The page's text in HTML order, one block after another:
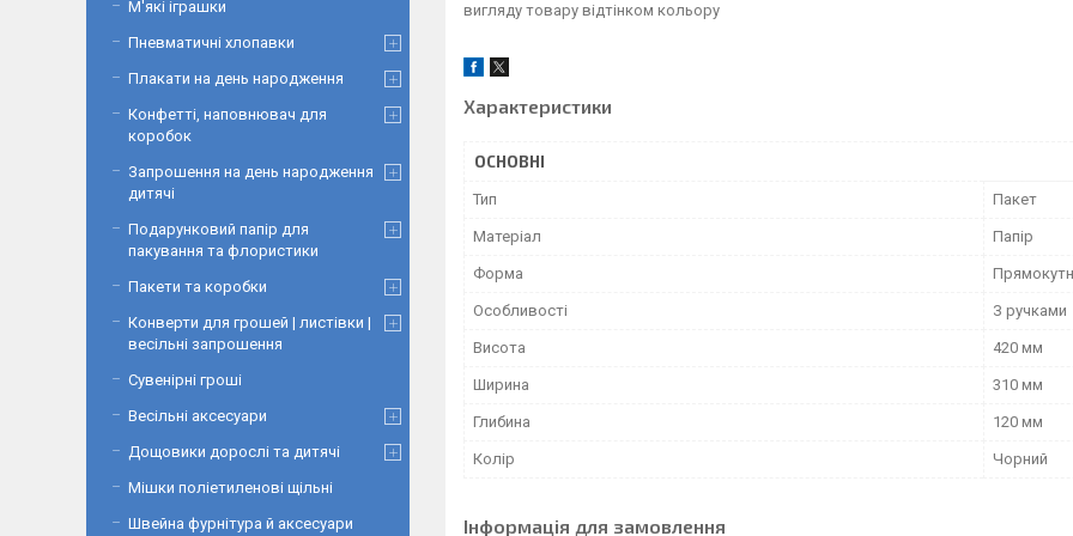
вигляду товару відтінком кольору
Характеристики
ОСНОВНІ
Тип Пакет
Матеріал Папір
Форма
Особливості З ручками
Висота 420 мм
Ширина 310 мм
Глибина 120 мм
Колір Чорний
Інформація для замовлення
М'які іграшки
Пневматичні хлопавки
Плакати на день народження
Конфетті, наповнювач для
коробок
Запрошення на день народження
дитячі
Подарунковий папір для
пакування та флористики
Пакети та коробки
Конверти для грошей | листівки |
весільні запрошення
Сувенірні гроші
Весільні аксесуари
Дощовики дорослі та дитячі
Мішки поліетиленові щільні
Швейна фурнітура й аксесуари